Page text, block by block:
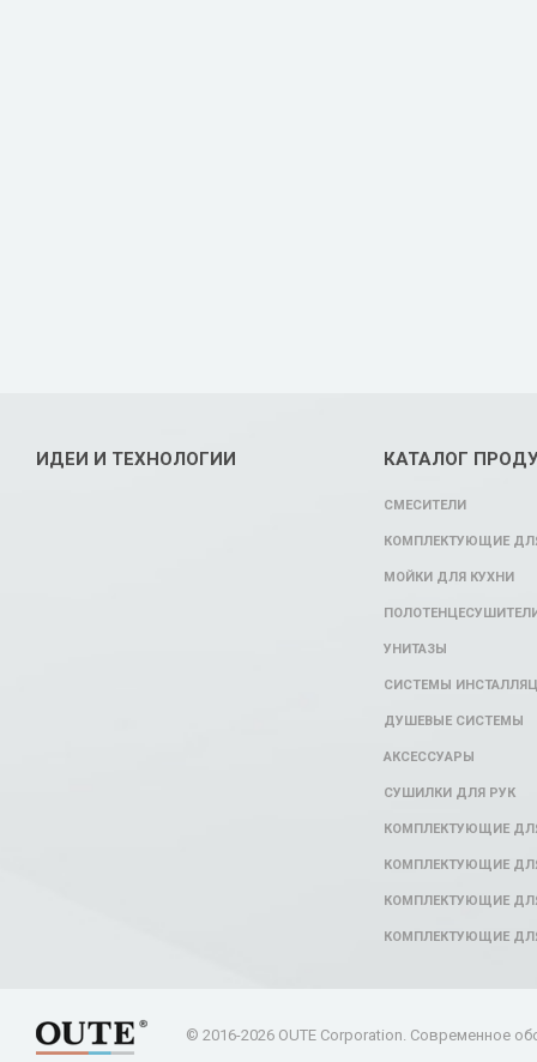
ИДЕИ И ТЕХНОЛОГИИ КАТАЛОГ
СМЕСИТЕЛИ
КОМПЛЕКТУЮЩИЕ
МОЙКИ ДЛЯ КУХНИ
УНИТАЗЫ
СИСТЕМЫ
ДУШЕВЫЕ СИСТЕМЫ
АКСЕССУАРЫ
СУШИЛКИ ДЛЯ РУК
КОМПЛЕКТУЮЩИЕ
КОМПЛЕКТУЮЩИЕ
КОМПЛЕКТУЮЩИЕ
КОМПЛЕКТУЮЩИЕ
© 2016-2026 OUTE Corporation. Современное